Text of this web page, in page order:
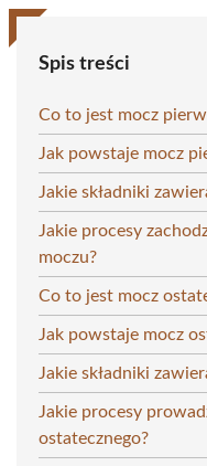
Spis treści
Co to jest mocz
Jak powstaje mocz
Jakie składniki
Jakie procesy
moczu?
Co to jest mocz
Jak powstaje mocz
Jakie składniki
Jakie procesy
ostatecznego?